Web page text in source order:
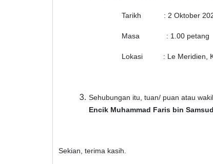
Tarikh : 2 Oktober
Masa : 1.00 petang
Lokasi : Le Meridien,
Sehubungan itu, tuan/ puan atau
Encik Muhammad Faris bin
Sekian, terima kasih.